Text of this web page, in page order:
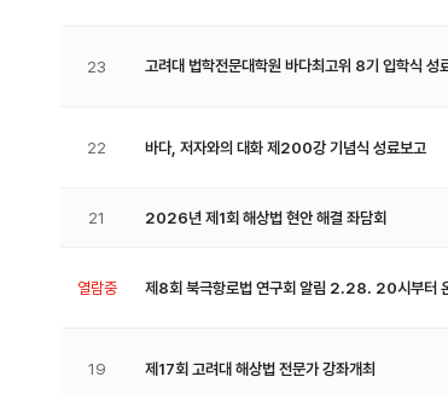
23 고려대 법학전문대학원 바다최고위 8기 입학식 성
22 바다, 저자와의 대화 제200강 기념식 성료보고
21 2026년 제1회 해상법 현안 해결 좌담회
열람중 제8회 북극항로법 연구회 알림 2.28. 20시부터
19 제17회 고려대 해상법 전문가 강좌개최